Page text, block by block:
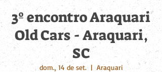
3º encontro Araquari
Old Cars - Araquari,
SC
dom., 14 de set.
  |
Araquari